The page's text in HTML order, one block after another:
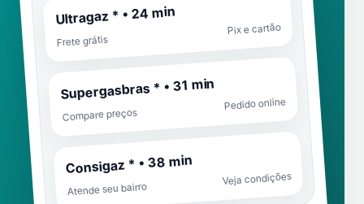
Ultragaz * • 24 min
Frete grátis
Pix e cartão
Supergasbras * • 31 min
Compare preços
Pedido online
Consigaz * • 38 min
Atende seu bairro
Veja condições